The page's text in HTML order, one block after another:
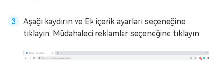
Aşağı kaydırın ve Ek içerik ayarları seçeneğine
tıklayın. Müdahaleci reklamlar seçeneğine tıklayın.